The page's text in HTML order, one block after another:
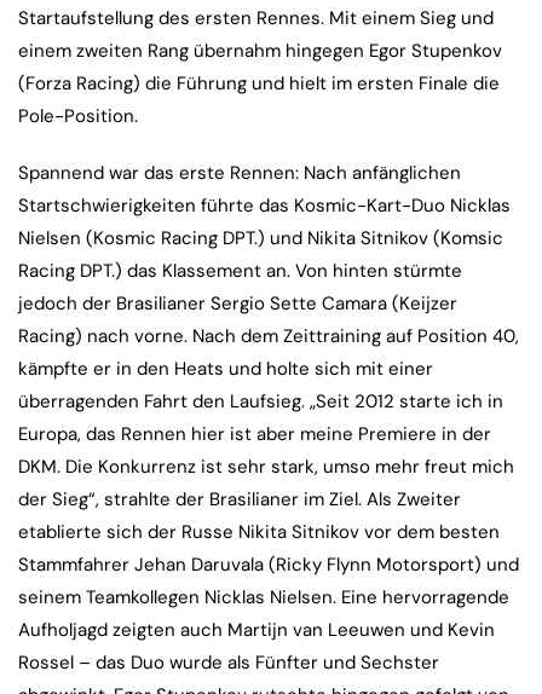
Startaufstellung des ersten Rennes. Mit einem Sieg und
einem zweiten Rang übernahm hingegen Egor Stupenkov
(Forza Racing) die Führung und hielt im ersten Finale die
Pole-Position.
Spannend war das erste Rennen: Nach anfänglichen
Startschwierigkeiten führte das Kosmic-Kart-Duo Nicklas
Nielsen (Kosmic Racing DPT.) und Nikita Sitnikov (Komsic
Racing DPT.) das Klassement an. Von hinten stürmte
jedoch der Brasilianer Sergio Sette Camara (Keijzer
Racing) nach vorne. Nach dem Zeittraining auf Position 40,
kämpfte er in den Heats und holte sich mit einer
überragenden Fahrt den Laufsieg. „Seit 2012 starte ich in
Europa, das Rennen hier ist aber meine Premiere in der
DKM. Die Konkurrenz ist sehr stark, umso mehr freut mich
der Sieg“, strahlte der Brasilianer im Ziel. Als Zweiter
etablierte sich der Russe Nikita Sitnikov vor dem besten
Stammfahrer Jehan Daruvala (Ricky Flynn Motorsport) und
seinem Teamkollegen Nicklas Nielsen. Eine hervorragende
Aufholjagd zeigten auch Martijn van Leeuwen und Kevin
Rossel – das Duo wurde als Fünfter und Sechster